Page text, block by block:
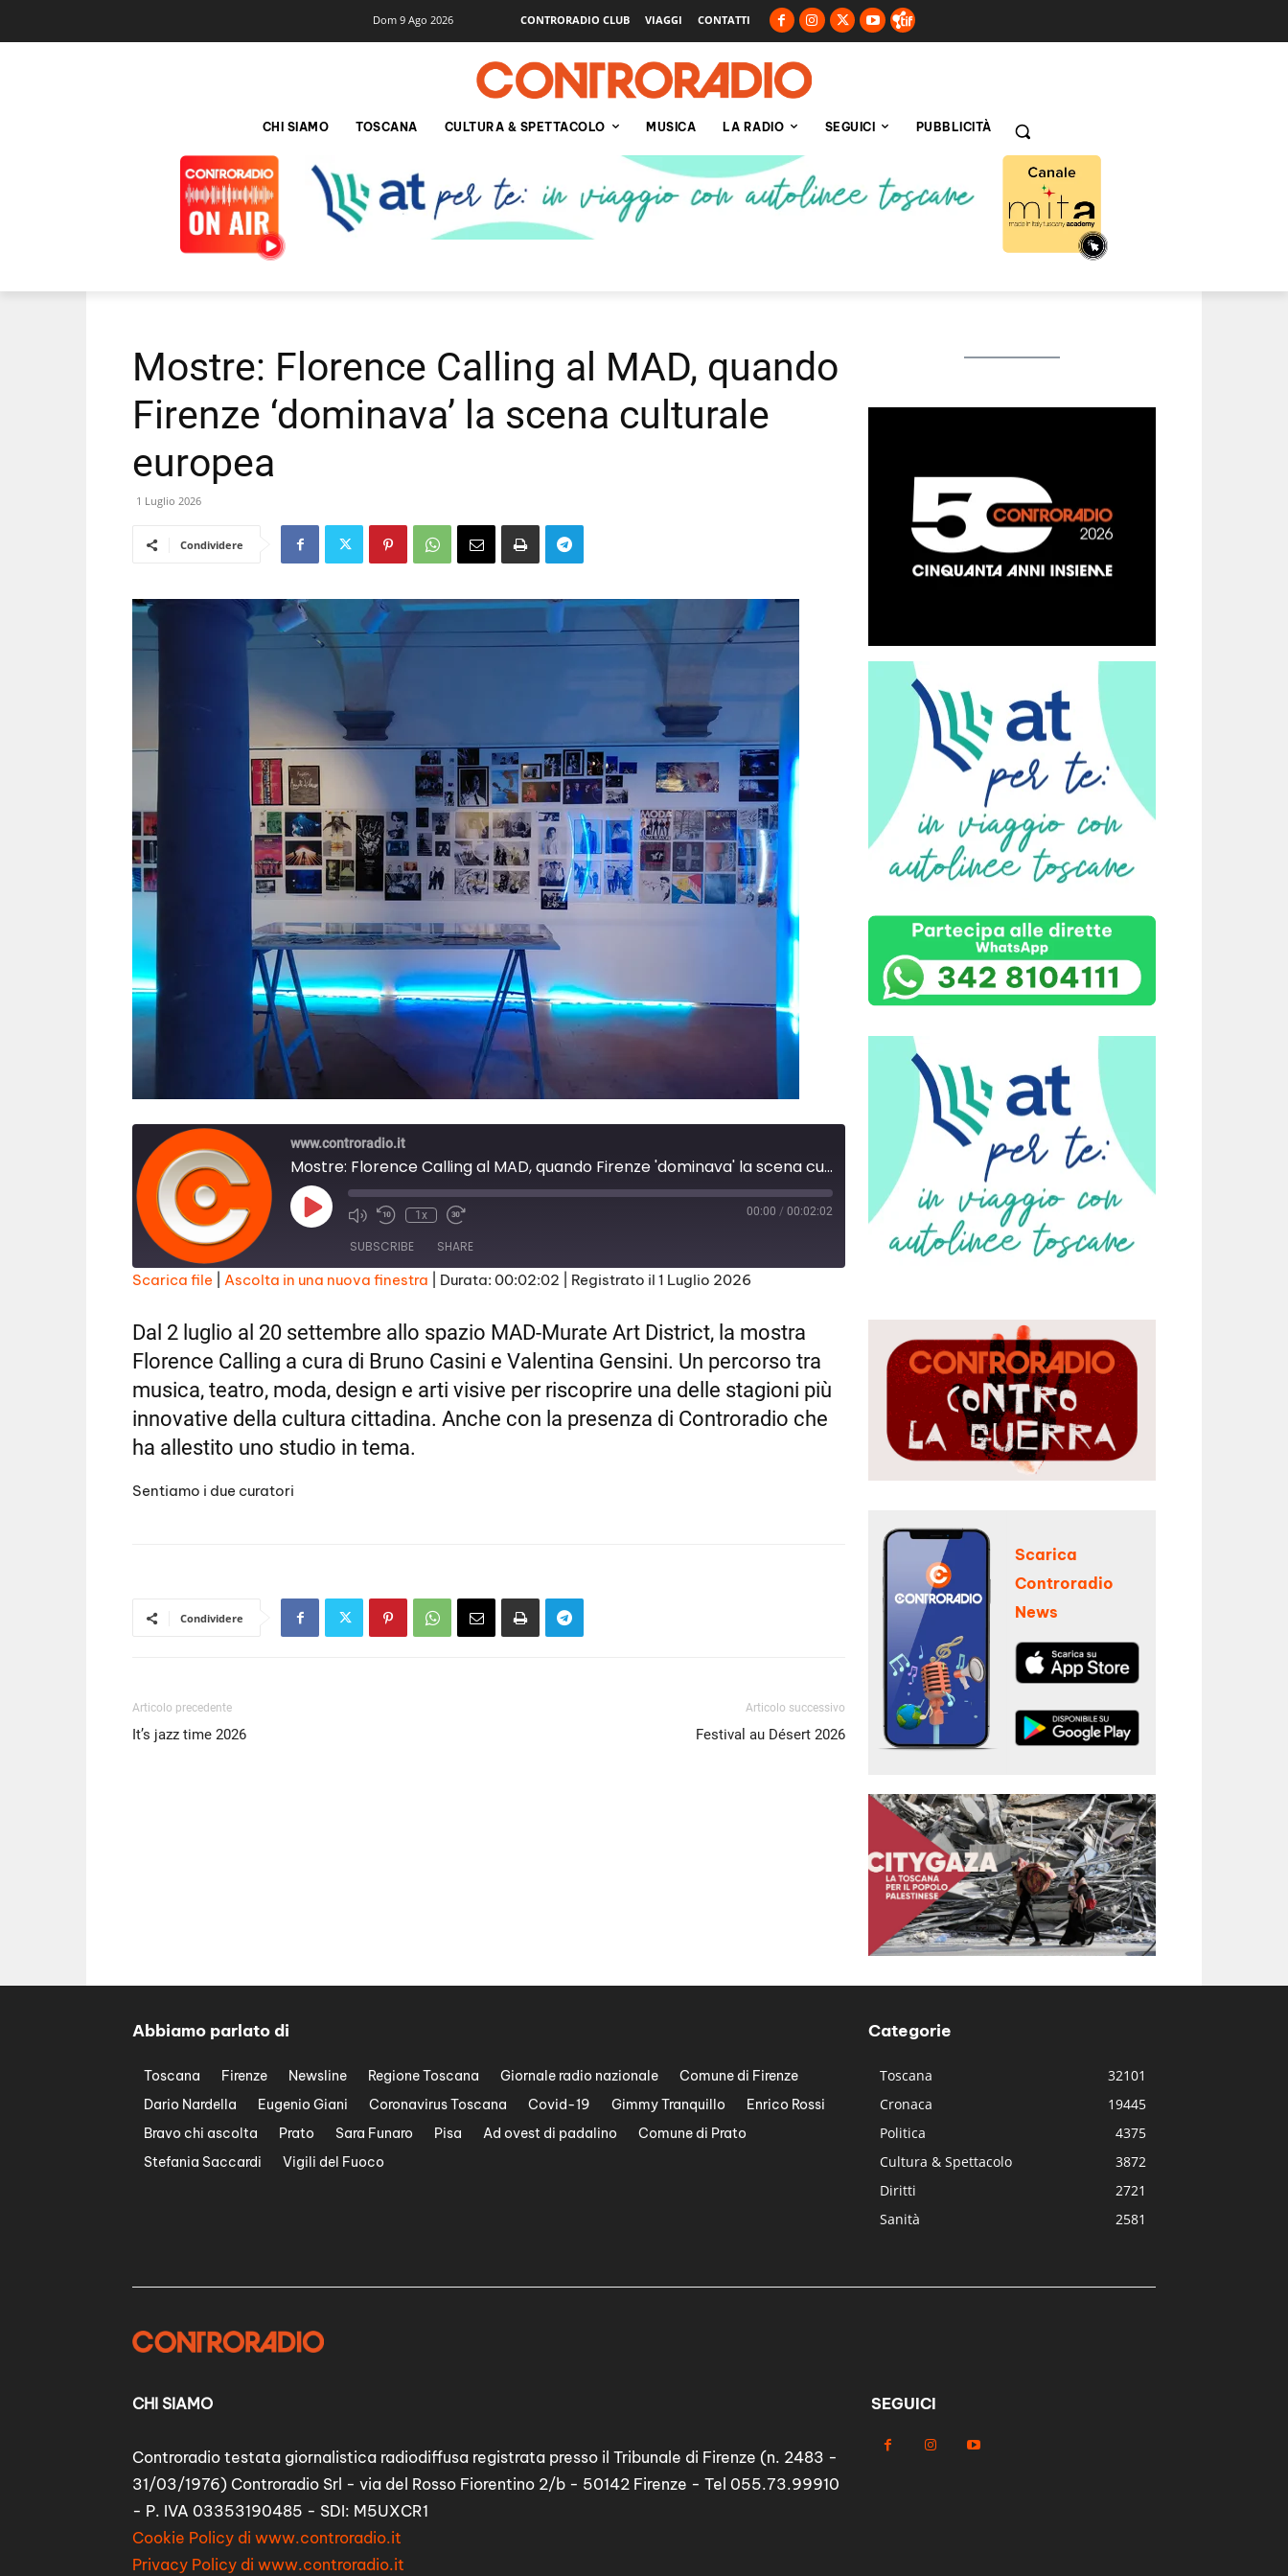
Dom 9 Ago 2026 CONTRORADIO CLUB VIAGGI CONTATTI
CHI SIAMO TOSCANA CULTURA & SPETTACOLO MUSICA LA RADIO SEGUICI PUBBLICITÀ
Mostre: Florence Calling al MAD, quando
Firenze ‘dominava’ la scena culturale
europea
1 Luglio 2026
Condividere
www.controradio.it
Mostre: Florence Calling al MAD, quando Firenze 'dominava' la scena culturale europea
Play
Episode
1x 00:00 / 00:02:02
SUBSCRIBE SHARE
RSS FEED
LINK
EMBED
Scarica file Ascolta in una nuova finestra Durata: 00:02:02 Registrato il 1 Luglio 2026
Dal 2 luglio al 20 settembre allo spazio MAD-Murate Art District, la mostra
Florence Calling a cura di Bruno Casini e Valentina Gensini. Un percorso tra
musica, teatro, moda, design e arti visive per riscoprire una delle stagioni più
innovative della cultura cittadina. Anche con la presenza di Controradio che
ha allestito uno studio in tema.
Sentiamo i due curatori
Condividere
Articolo precedente
It’s jazz time 2026
Articolo successivo
Festival au Désert 2026
Scarica
Controradio
News
Abbiamo parlato di
Toscana Firenze Newsline Regione Toscana Giornale radio nazionale
Comune di Firenze
Dario Nardella
Eugenio Giani Coronavirus Toscana Covid-19 Gimmy Tranquillo
Enrico Rossi
Bravo chi ascolta
Prato Sara Funaro Pisa Ad ovest di padalino
Comune di Prato
Stefania Saccardi
Vigili del Fuoco
Categorie
Toscana
32101
Cronaca
19445
Politica
4375
Cultura & Spettacolo
3872
Diritti
2721
Sanità
2581
CHI SIAMO
Controradio testata giornalistica radiodiffusa registrata presso il Tribunale di Firenze (n. 2483 -
31/03/1976) Controradio Srl - via del Rosso Fiorentino 2/b - 50142 Firenze - Tel 055.73.99910
- P. IVA 03353190485 - SDI: M5UXCR1
Cookie Policy di www.controradio.it
Privacy Policy di www.controradio.it
SEGUICI